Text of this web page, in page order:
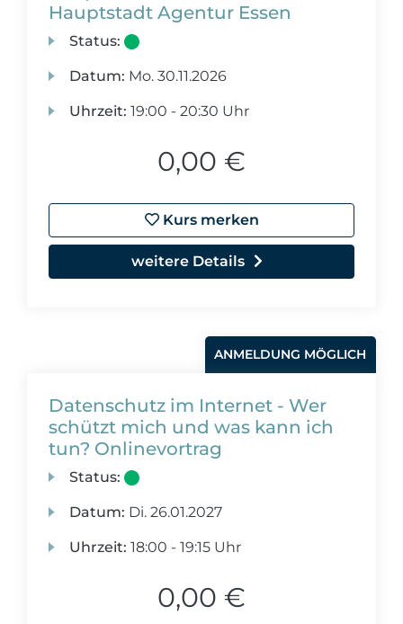
Hauptstadt Agentur Essen
Status:
Datum: Mo. 30.11.2026
Uhrzeit: 19:00 - 20:30 Uhr
0,00 €
Kurs merken
weitere Details
ANMELDUNG MÖGLICH
Datenschutz im Internet - Wer
schützt mich und was kann ich
tun? Onlinevortrag
Status:
Datum: Di. 26.01.2027
Uhrzeit: 18:00 - 19:15 Uhr
0,00 €